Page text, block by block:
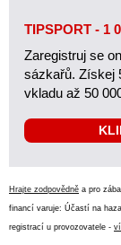
TIPSPORT - 1
Zaregistruj se
sázkařů. Získej
vkladu až 50
Hrajte zodpovědně a pro
financí varuje: Účastí na
registrací u provozovatele -